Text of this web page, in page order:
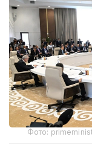
Фото: